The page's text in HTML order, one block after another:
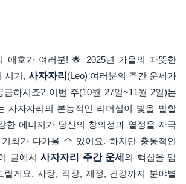
애호가 여러분! 🌟 2025년 가을의 따뜻한
시기, 사자자리 (Leo) 여러분의 주간 운세가
금하시죠? 이번 주(10월 27일~11월 2일)는
사자자리의 본능적인 리더십이 빛을 발할
한 에너지가 당신의 창의성과 열정을 자극
회가 다가올 수 있어요. 하지만 충동적인
글에서 사자자리 주간 운세 의 핵심을 압
릴게요. 사랑, 직장, 재정, 건강까지 분야별